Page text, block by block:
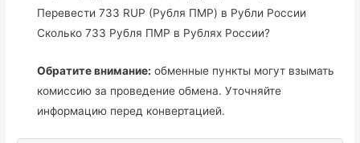
Перевести 733 RUP (Рубля ПМР) в Рубли России
Сколько 733 Рубля ПМР в Рублях России?
Обратите внимание: обменные пункты могут взымать
комиссию за проведение обмена. Уточняйте
информацию перед конвертацией.